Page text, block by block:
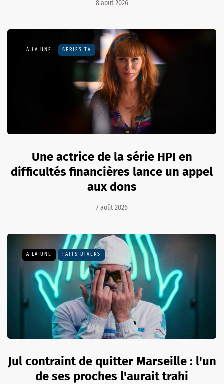
8 août 2026
A LA UNE SÉRIES TV
Une actrice de la série HPI en
difficultés financières lance un appel
aux dons
7 août 2026
A LA UNE FAITS DIVERS
Jul contraint de quitter Marseille : l'un
de ses proches l'aurait trahi